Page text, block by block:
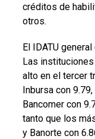
créditos de
otros.
El IDATU
Las
alto en el tercer
Inbursa con
Bancomer con
tanto que los
y Banorte con